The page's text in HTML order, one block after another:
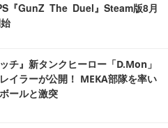
『GunZ The Duel』Steam版8月
チ』新タンクヒーロー「D.Mon」
イラーが公開！ MEKA部隊を率い
ールと激突